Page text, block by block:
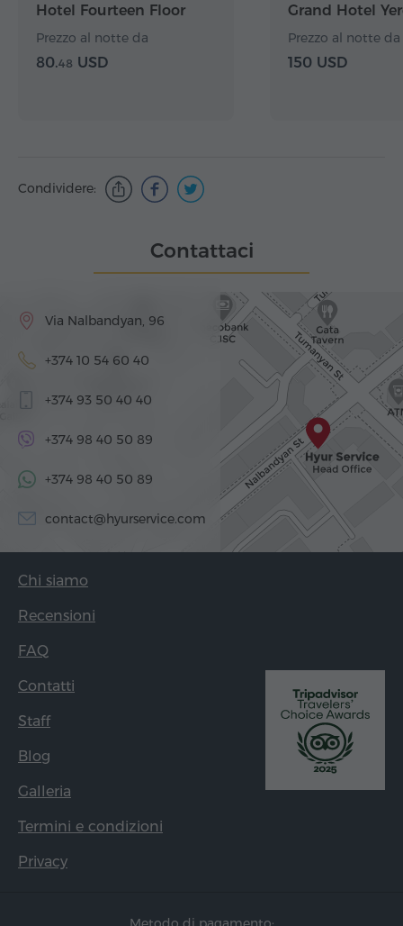
Hotel Fourteen Floor
Prezzo al notte da
80.48 USD
Grand Hotel
Prezzo al notte da
150 USD
Condividere:
Contattaci
Via Nalbandyan, 96
+374 10 54 60 40
+374 93 50 40 40
+374 98 40 50 89
+374 98 40 50 89
contact@hyurservice.com
Chi siamo
Recensioni
FAQ
Contatti
Staff
Blog
Galleria
Termini e condizioni
Privacy